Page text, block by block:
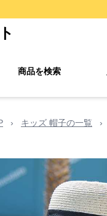
商品を検索
› キッズ 帽子の一覧 ›